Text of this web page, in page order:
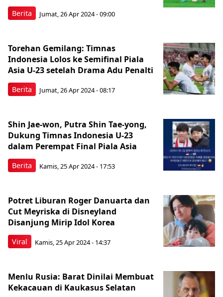
Berita Jumat, 26 Apr 2024 - 09:00
Berita
Torehan Gemilang: Timnas
Indonesia Lolos ke Semifinal Piala
Asia U-23 setelah Drama Adu Penalti
Jumat, 26 Apr 2024 - 08:17
Berita
Shin Jae-won, Putra Shin Tae-yong,
Dukung Timnas Indonesia U-23
dalam Perempat Final Piala Asia
Kamis, 25 Apr 2024 - 17:53
Viral
Potret Liburan Roger Danuarta dan
Cut Meyriska di Disneyland
Disanjung Mirip Idol Korea
Kamis, 25 Apr 2024 - 14:37
Menlu Rusia: Barat Dinilai Membuat
Kekacauan di Kaukasus Selatan